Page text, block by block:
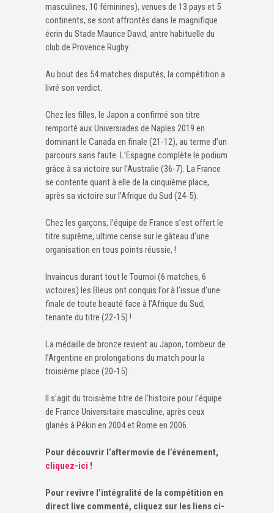
masculines, 10 féminines), venues de 13 pays et 5
continents, se sont affrontés dans le magnifique
écrin du Stade Maurice David, antre habituelle du
club de Provence Rugby.
Au bout des 54 matches disputés, la compétition a
livré son verdict.
Chez les filles, le Japon a confirmé son titre
remporté aux Universiades de Naples 2019 en
dominant le Canada en finale (21-12), au terme d’un
parcours sans faute. L’Espagne complète le podium
grâce à sa victoire sur l’Australie (36-7). La France
se contente quant à elle de la cinquième place,
après sa victoire sur l’Afrique du Sud (24-5).
Chez les garçons, l’équipe de France s’est offert le
titre suprême, ultime cerise sur le gâteau d’une
organisation en tous points réussie, !
Invaincus durant tout le Tournoi (6 matches, 6
victoires) les Bleus ont conquis l’or à l’issue d’une
finale de toute beauté face à l’Afrique du Sud,
tenante du titre (22-15) !
La médaille de bronze revient au Japon, tombeur de
l’Argentine en prolongations du match pour la
troisième place (20-15).
Il s’agit du troisième titre de l’histoire pour l’équipe
de France Universitaire masculine, après ceux
glanés à Pékin en 2004 et Rome en 2006.
Pour découvrir l’aftermovie de l’événement,
cliquez-ici !
Pour revivre l’intégralité de la compétition en
direct live commenté, cliquez sur les liens ci-